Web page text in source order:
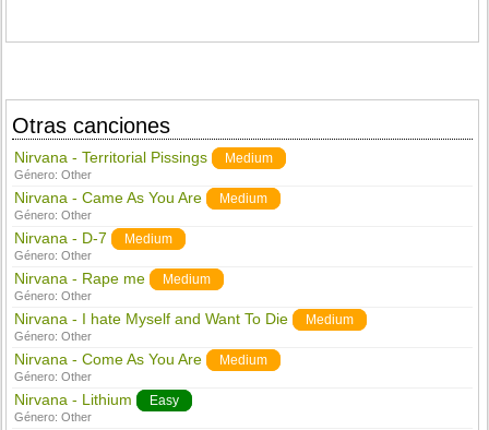
Otras canciones
Nirvana - Territorial Pissings Medium
Género:Other
Nirvana - Came As You Are Medium
Género:Other
Nirvana - D-7 Medium
Género:Other
Nirvana - Rape me Medium
Género:Other
Nirvana - I hate Myself and Want To Die Medium
Género:Other
Nirvana - Come As You Are Medium
Género:Other
Nirvana - Lithium Easy
Género:Other